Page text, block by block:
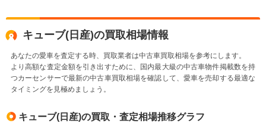
キューブ(日産)の買取相場情報
あなたの愛車を査定する時、買取業者は中古車買取相場を参考にします。
より高額な査定金額を引き出すために、国内最大級の中古車物件掲載数を持
つカーセンサーで最新の中古車買取相場を確認して、愛車を売却する最適な
タイミングを見極めましょう。
キューブ(日産)の買取・査定相場推移グラフ